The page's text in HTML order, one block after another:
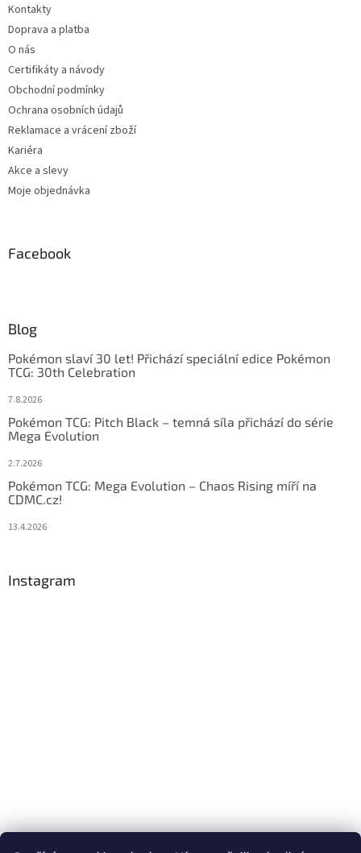
Kontakty
Doprava a platba
O nás
Certifikáty a návody
Obchodní podmínky
Ochrana osobních údajů
Reklamace a vrácení zboží
Kariéra
Akce a slevy
Moje objednávka
Facebook
Blog
Pokémon slaví 30 let! Přichází speciální edice Pokémon
TCG: 30th Celebration
7.8.2026
Pokémon TCG: Pitch Black – temná síla přichází do série
Mega Evolution
2.7.2026
Pokémon TCG: Mega Evolution – Chaos Rising míří na
CDMC.cz!
13.4.2026
Instagram